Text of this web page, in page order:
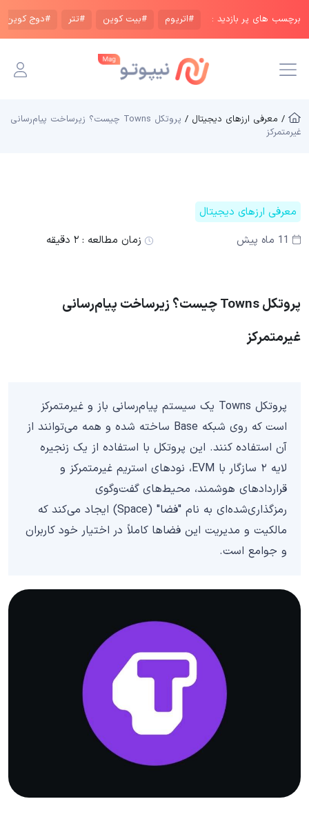
برچسب های پر بازدید : #اتریوم #بیت کوین #تتر #دوج کوین
/ معرفی ارزهای دیجیتال /
پروتکل Towns چیست؟ زیرساخت پیام‌رسانی
غیرمتمرکز
معرفی ارزهای دیجیتال
11 ماه پیش
زمان مطالعه : ۲ دقیقه
پروتکل Towns چیست؟ زیرساخت پیام‌رسانی
غیرمتمرکز
پروتکل Towns یک سیستم پیام‌رسانی باز و غیرمتمرکز
است که روی شبکه Base ساخته شده و همه می‌توانند از
آن استفاده کنند. این پروتکل با استفاده از یک زنجیره
لایه ۲ سازگار با EVM، نودهای استریم غیرمتمرکز و
قراردادهای هوشمند، محیط‌های گفت‌وگوی
رمزگذاری‌شده‌ای به نام "فضا" (Space) ایجاد می‌کند که
مالکیت و مدیریت این فضاها کاملاً در اختیار خود کاربران
و جوامع است.